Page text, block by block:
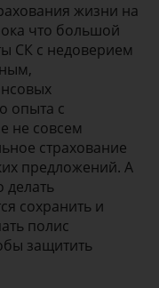
жизни на
что большой
СК с недоверием
опыта с
не совсем
страхование
предложений. А
делать
сохранить и
полис
защитить